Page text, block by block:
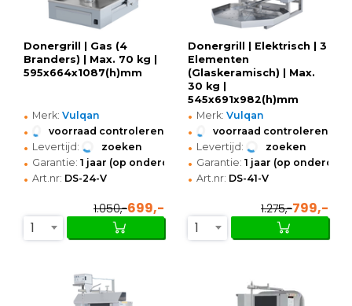
Donergrill | Gas (4
Branders) | Max. 70 kg |
595x664x1087(h)mm
• Merk: Vulqan
• voorraad controleren
• Levertijd: zoeken
• Garantie: 1 jaar (op onderdelen)
• Art.nr: DS-24-V
1.050,-699,-
1
Donergrill | Elektrisch | 3
Elementen
(Glaskeramisch) | Max.
30 kg |
545x691x982(h)mm
• Merk: Vulqan
• voorraad controleren
• Levertijd: zoeken
• Garantie: 1 jaar (op
• Art.nr: DS-41-V
1.275,-799,-
1